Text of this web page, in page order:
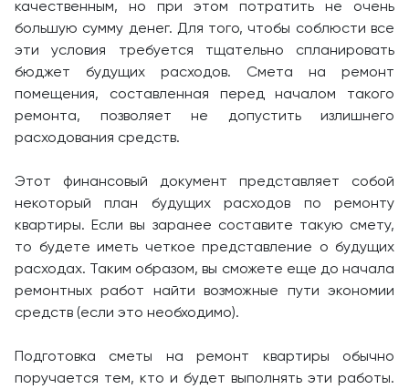
качественным, но при этом потратить не очень
большую сумму денег. Для того, чтобы соблюсти все
эти условия требуется тщательно спланировать
бюджет будущих расходов. Смета на ремонт
помещения, составленная перед началом такого
ремонта, позволяет не допустить излишнего
расходования средств.
Этот финансовый документ представляет собой
некоторый план будущих расходов по ремонту
квартиры. Если вы заранее составите такую смету,
то будете иметь четкое представление о будущих
расходах. Таким образом, вы сможете еще до начала
ремонтных работ найти возможные пути экономии
средств (если это необходимо).
Подготовка сметы на ремонт квартиры обычно
поручается тем, кто и будет выполнять эти работы.